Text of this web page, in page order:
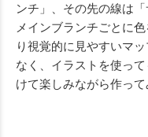
ンチ」、その先の線は
メインブランチごとに
り視覚的に見やすいマ
なく、イラストを使っ
けて楽しみながら作って